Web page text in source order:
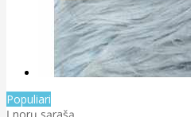
Populiari